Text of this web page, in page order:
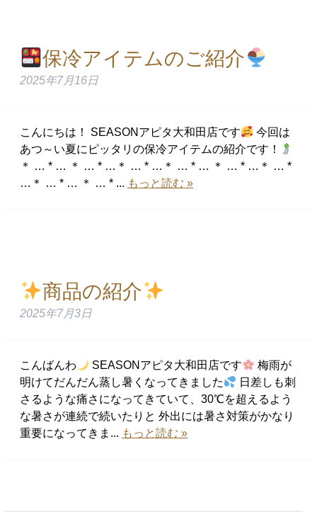
保冷アイテムのご紹介
2025年7月16日
こんにちは！ SEASONアピタ大和田店です
今回は
あつ～い夏にピッタリの保冷アイテムの紹介です！
＊ … * … ＊ … * …＊ … * …＊ … * … ＊ … * …＊ … *
…＊ … * … ＊ … * ... もっと読む »
商品の紹介
2025年7月3日
こんばんわ SEASONアピタ大和田店です
梅雨が
明けてだんだん蒸し暑くなってきました
日差しも刺
さるような痛さになってきていて、30℃を超えるよう
な暑さが連続で続いたりと 外出には暑さ対策がかなり
重要になってきま... もっと読む »